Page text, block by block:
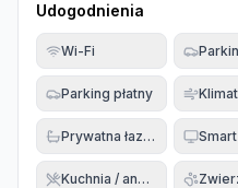
Udogodnienia
Wi-Fi
Parking płatny
Prywatna łazienka
Kuchnia / aneks